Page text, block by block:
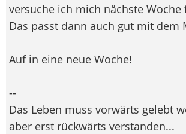
versuche ich mich nächste Woche
Das passt dann auch gut mit dem
Auf in eine neue Woche!
--
Das Leben muss vorwärts gelebt
aber erst rückwärts verstanden...